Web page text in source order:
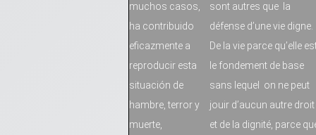
muchos casos,
ha contribuido
eficazmente a
reproducir esta
situación de
hambre, terror y
muerte,
sont autres que la
défense d’une vie digne.
De la vie parce qu’elle
le fondement de base
sans lequel on ne peut
jouir d’aucun autre droit
et de la dignité, parce